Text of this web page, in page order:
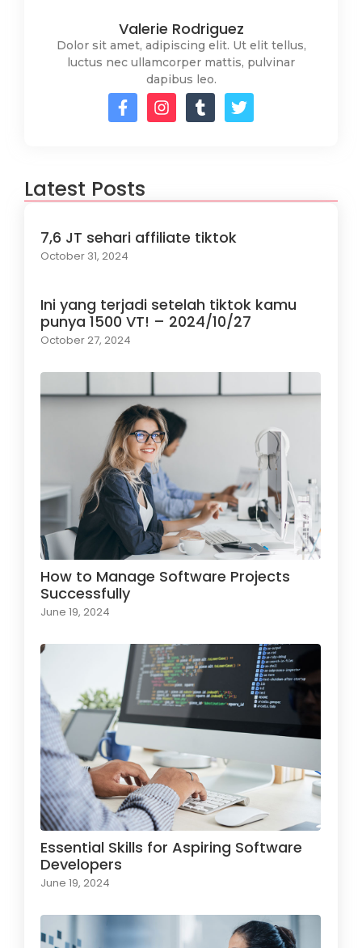
Valerie Rodriguez
Dolor sit amet, adipiscing elit. Ut elit tellus,
luctus nec ullamcorper mattis, pulvinar
dapibus leo.
Latest Posts
7,6 JT sehari affiliate tiktok
October 31, 2024
Ini yang terjadi setelah tiktok kamu
punya 1500 VT! – 2024/10/27
October 27, 2024
How to Manage Software Projects
Successfully
June 19, 2024
Essential Skills for Aspiring Software
Developers
June 19, 2024